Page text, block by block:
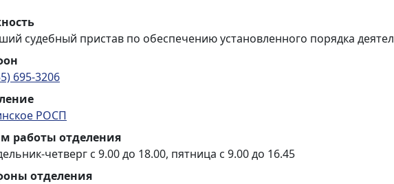
судебный пристав по обеспечению установленного порядка
695-3206
РОСП
работы отделения
четверг с 9.00 до 18.00, пятница с 9.00 до 16.45
отделения